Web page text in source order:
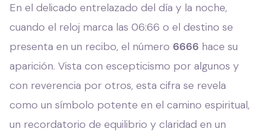
En el delicado entrelazado del día y la noche,
cuando el reloj marca las 06:66 o el destino se
presenta en un recibo, el número 6666 hace su
aparición. Vista con escepticismo por algunos y
con reverencia por otros, esta cifra se revela
como un símbolo potente en el camino espiritual,
un recordatorio de equilibrio y claridad en un